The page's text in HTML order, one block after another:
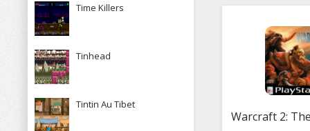
Time Killers
Tinhead
Tintin Au Tibet
Warcraft 2: